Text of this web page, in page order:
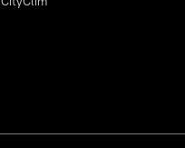
CityClim